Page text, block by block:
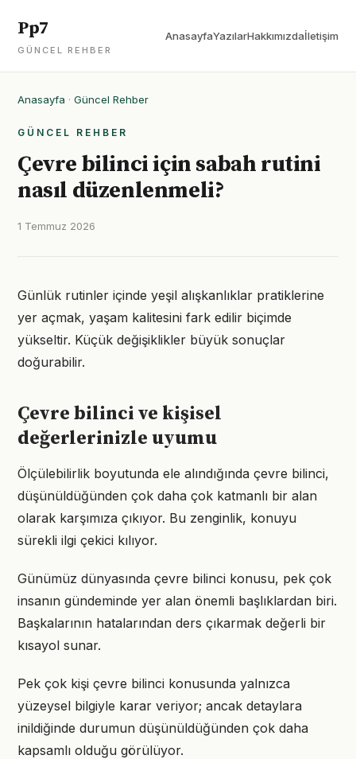
Pp7
GÜNCEL REHBER
AnasayfaYazılarHakkımızdaİletişim
Anasayfa · Güncel Rehber
GÜNCEL REHBER
Çevre bilinci için sabah rutini
nasıl düzenlenmeli?
1 Temmuz 2026
Günlük rutinler içinde yeşil alışkanlıklar pratiklerine
yer açmak, yaşam kalitesini fark edilir biçimde
yükseltir. Küçük değişiklikler büyük sonuçlar
doğurabilir.
Çevre bilinci ve kişisel
değerlerinizle uyumu
Ölçülebilirlik boyutunda ele alındığında çevre bilinci,
düşünüldüğünden çok daha çok katmanlı bir alan
olarak karşımıza çıkıyor. Bu zenginlik, konuyu
sürekli ilgi çekici kılıyor.
Günümüz dünyasında çevre bilinci konusu, pek çok
insanın gündeminde yer alan önemli başlıklardan biri.
Başkalarının hatalarından ders çıkarmak değerli bir
kısayol sunar.
Pek çok kişi çevre bilinci konusunda yalnızca
yüzeysel bilgiyle karar veriyor; ancak detaylara
inildiğinde durumun düşünüldüğünden çok daha
kapsamlı olduğu görülüyor.